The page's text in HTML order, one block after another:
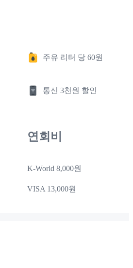
주유 리터 당 60원
통신 3천원 할인
연회비
K-World 8,000원
VISA 13,000원